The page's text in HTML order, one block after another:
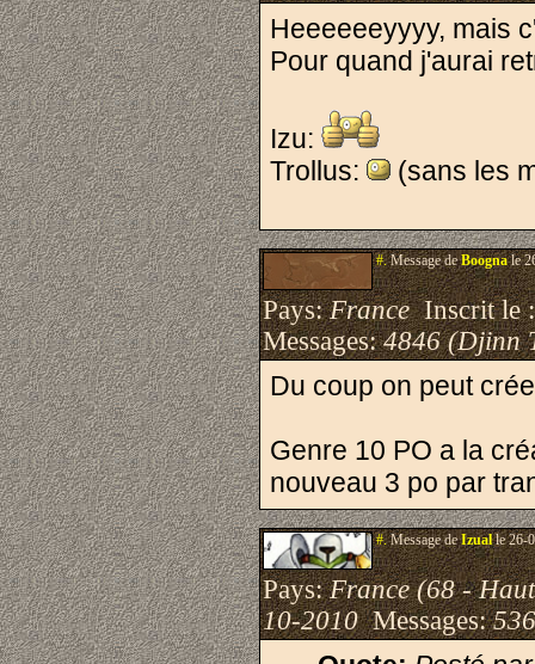
Heeeeeeyyyy, mais
Pour quand j'aurai
Izu:
Trollus:
(sans les
#.Message deBoognale
Pays:FranceInscrit le
Messages:4846 (Djinn
Du coup on peut
Genre 10 PO a la
nouveau 3 po par
#.Message deIzualle 26-
Pays:France (68 -
10-2010Messages: